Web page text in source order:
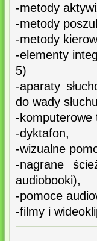
-metody
-metody
-metody
-elementy
5)
-aparaty
do wady
-komputerowe
-dyktafon,
-wizualne
-nagrane
audiobooki),
-pomoce
-filmy i